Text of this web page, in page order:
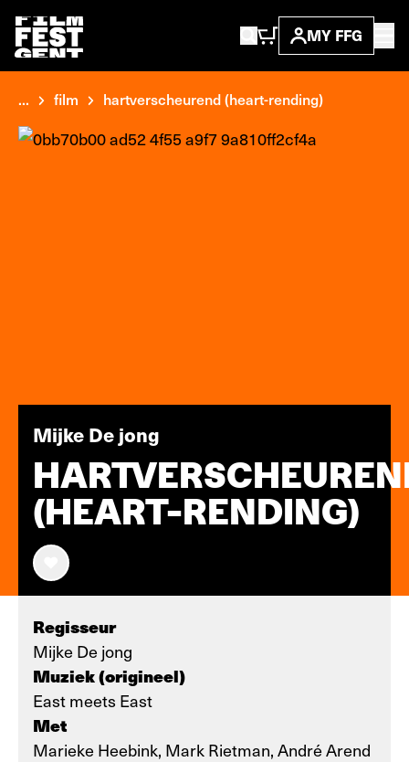
MY FFG
... film hartverscheurend (heart-rending)
Mijke De jong
(HEART-RENDING)
Regisseur
Mijke De jong
Muziek (origineel)
East meets East
Met
Marieke Heebink, Mark Rietman, André Arend